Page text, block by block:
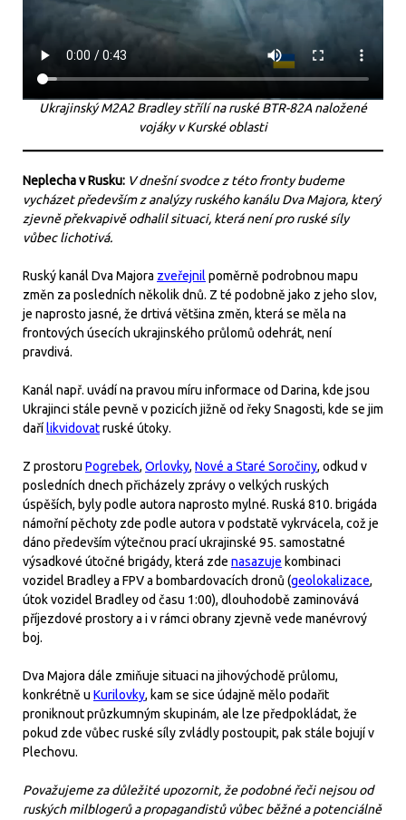
Ukrajinský M2A2 Bradley střílí na ruské BTR-82A naložené
vojáky v Kurské oblasti
Neplecha v Rusku: V dnešní svodce z této fronty budeme
vycházet především z analýzy ruského kanálu Dva Majora, který
zjevně překvapivě odhalil situaci, která není pro ruské síly
vůbec lichotivá.
Ruský kanál Dva Majora zveřejnil poměrně podrobnou mapu
změn za posledních několik dnů. Z té podobně jako z jeho slov,
je naprosto jasné, že drtivá většina změn, která se měla na
frontových úsecích ukrajinského průlomů odehrát, není
pravdivá.
Kanál např. uvádí na pravou míru informace od Darina, kde jsou
Ukrajinci stále pevně v pozicích jižně od řeky Snagosti, kde se jim
dařílikvidovatruské útoky.
Z prostoru Pogrebek, Orlovky, Nové a Staré Soročiny, odkud v
posledních dnech přicházely zprávy o velkých ruských
úspěších, byly podle autora naprosto mylné. Ruská 810. brigáda
námořní pěchoty zde podle autora v podstatě vykrvácela, což je
dáno především výtečnou prací ukrajinské 95. samostatné
výsadkové útočné brigády, která zde nasazuje kombinaci
vozidel Bradley a FPV a bombardovacích dronů (geolokalizace,
útok vozidel Bradley od času 1:00), dlouhodobě zaminovává
příjezdové prostory a i v rámci obrany zjevně vede manévrový
boj.
Dva Majora dále zmiňuje situaci na jihovýchodě průlomu,
konkrétně u Kurilovky, kam se sice údajně mělo podařit
proniknout průzkumným skupinám, ale lze předpokládat, že
pokud zde vůbec ruské síly zvládly postoupit, pak stále bojují v
Plechovu.
Považujeme za důležité upozornit, že podobné řeči nejsou od
ruských milblogerů a propagandistů vůbec běžné a potenciálně